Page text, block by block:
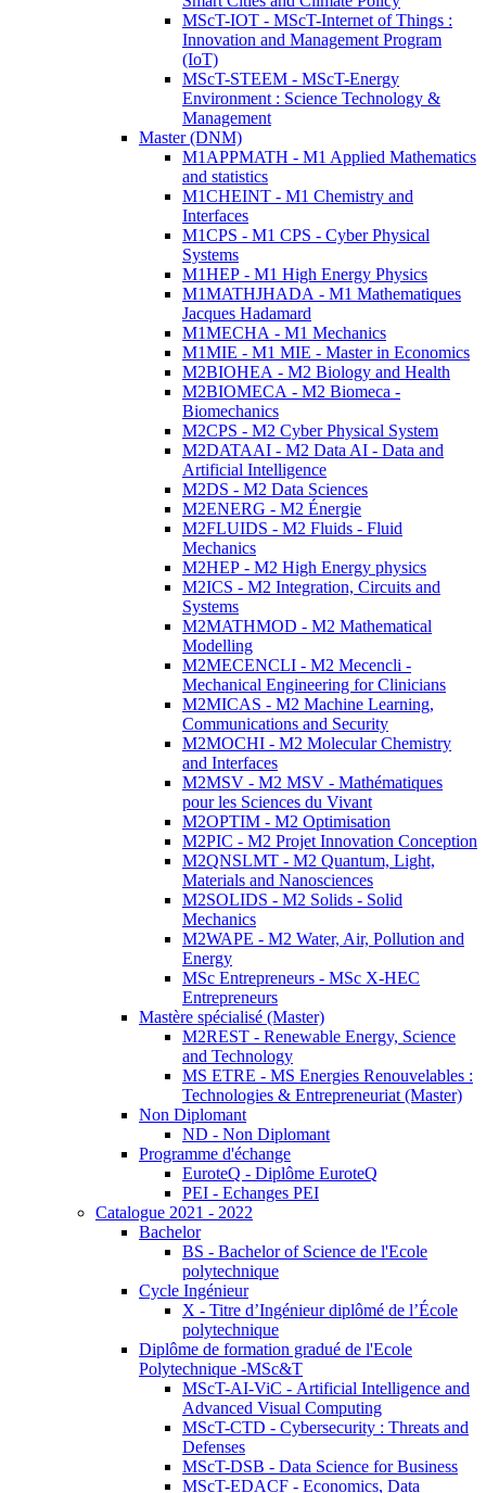
MScT-IOT - MScT-Internet of Things :
Innovation and Management Program
(IoT)
MScT-STEEM - MScT-Energy
Environment : Science Technology &
Management
Master (DNM)
M1APPMATH - M1 Applied Mathematics
and statistics
M1CHEINT - M1 Chemistry and
Interfaces
M1CPS - M1 CPS - Cyber Physical
Systems
M1HEP - M1 High Energy Physics
M1MATHJHADA - M1 Mathematiques
Jacques Hadamard
M1MECHA - M1 Mechanics
M1MIE - M1 MIE - Master in Economics
M2BIOHEA - M2 Biology and Health
M2BIOMECA - M2 Biomeca -
Biomechanics
M2CPS - M2 Cyber Physical System
M2DATAAI - M2 Data AI - Data and
Artificial Intelligence
M2DS - M2 Data Sciences
M2ENERG - M2 Énergie
M2FLUIDS - M2 Fluids - Fluid
Mechanics
M2HEP - M2 High Energy physics
M2ICS - M2 Integration, Circuits and
Systems
M2MATHMOD - M2 Mathematical
Modelling
M2MECENCLI - M2 Mecencli -
Mechanical Engineering for Clinicians
M2MICAS - M2 Machine Learning,
Communications and Security
M2MOCHI - M2 Molecular Chemistry
and Interfaces
M2MSV - M2 MSV - Mathématiques
pour les Sciences du Vivant
M2OPTIM - M2 Optimisation
M2PIC - M2 Projet Innovation Conception
M2QNSLMT - M2 Quantum, Light,
Materials and Nanosciences
M2SOLIDS - M2 Solids - Solid
Mechanics
M2WAPE - M2 Water, Air, Pollution and
Energy
MSc Entrepreneurs - MSc X-HEC
Entrepreneurs
Mastère spécialisé (Master)
M2REST - Renewable Energy, Science
and Technology
MS ETRE - MS Energies Renouvelables :
Technologies & Entrepreneuriat (Master)
Non Diplomant
ND - Non Diplomant
Programme d'échange
EuroteQ - Diplôme EuroteQ
PEI - Echanges PEI
Catalogue 2021 - 2022
Bachelor
BS - Bachelor of Science de l'Ecole
polytechnique
Cycle Ingénieur
X - Titre d’Ingénieur diplômé de l’École
polytechnique
Diplôme de formation gradué de l'Ecole
Polytechnique -MSc&T
MScT-AI-ViC - Artificial Intelligence and
Advanced Visual Computing
MScT-CTD - Cybersecurity : Threats and
Defenses
MScT-DSB - Data Science for Business
MScT-EDACF - Economics, Data